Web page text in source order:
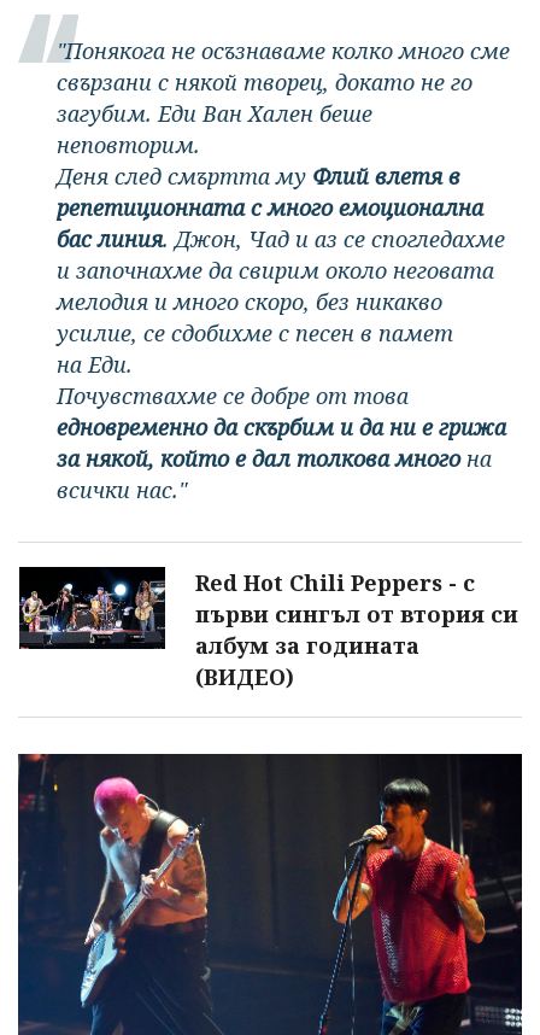
"Понякога не осъзнаваме колко много сме
свързани с някой творец, докато не го
загубим. Еди Ван Хален беше
неповторим.
Деня след смъртта му Флий влетя в
репетиционната с много емоционална
бас линия. Джон, Чад и аз се спогледахме
и започнахме да свирим около неговата
мелодия и много скоро, без никакво
усилие, се сдобихме с песен в памет
на Еди.
Почувствахме се добре от това
едновременно да скърбим и да ни е грижа
за някой, който е дал толкова многона
всички нас."
Red Hot Chili Peppers - с
първи сингъл от втория си
албум за годината
(ВИДЕО)